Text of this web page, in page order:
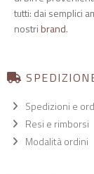
tutti: dai semplici
nostri brand.
Spedizioni e
Resi e rimborsi
Modalità ordini